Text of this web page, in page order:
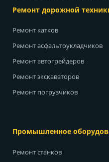
Ремонт дорожной
Ремонт катков
Ремонт асфальтоукладчиков
Ремонт автогрейдеров
Ремонт экскаваторов
Ремонт погрузчиков
Промышленное
Ремонт станков